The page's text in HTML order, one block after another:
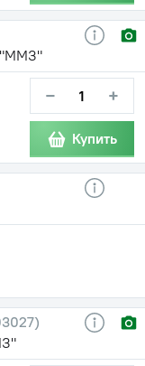
"ММЗ"
− +
Купить